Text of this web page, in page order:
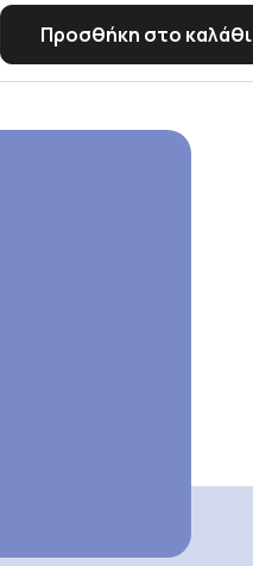
Προσθήκη στο καλάθι